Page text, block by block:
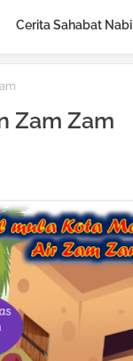
Cerita Sahabat Nabi
Zam Zam